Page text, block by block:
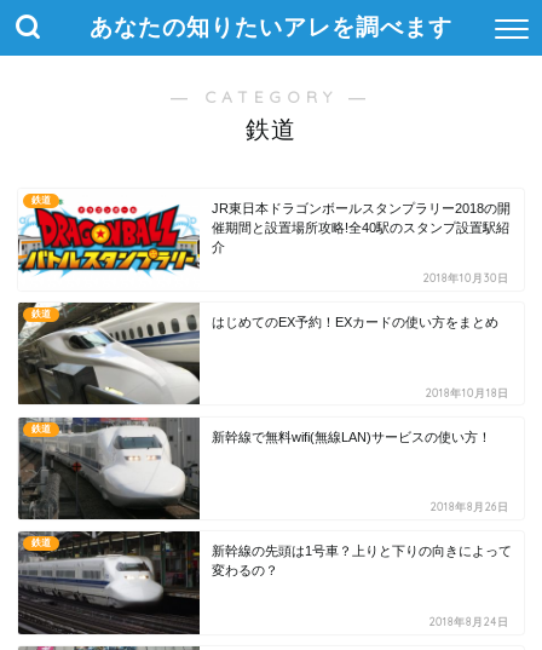
あなたの知りたいアレを調べます
― CATEGORY ―
鉄道
鉄道
JR東日本ドラゴンボールスタンプラリー2018の開
催期間と設置場所攻略!全40駅のスタンプ設置駅紹
介
2018年10月30日
鉄道
はじめてのEX予約！EXカードの使い方をまとめ
2018年10月18日
鉄道
新幹線で無料wifi(無線LAN)サービスの使い方！
2018年8月26日
鉄道
新幹線の先頭は1号車？上りと下りの向きによって
変わるの？
2018年8月24日